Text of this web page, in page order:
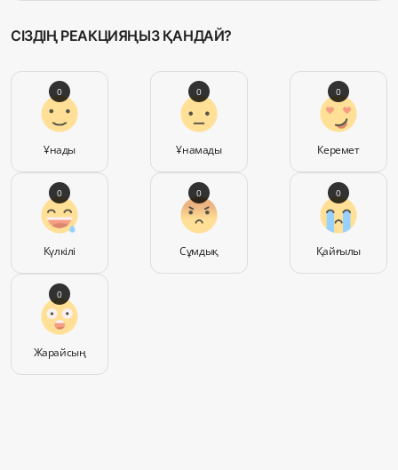
СІЗДІҢ РЕАКЦИЯҢЫЗ ҚАНДАЙ?
Ұнады
0
Ұнамады
0
Керемет
0
Күлкілі
0
Сұмдық
0
Қайғылы
0
Жарайсың
0